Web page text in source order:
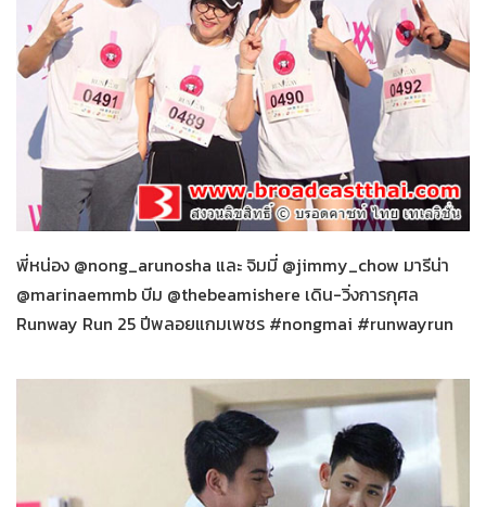
31-01-2559 น้องใหม่ร้ายบริสุทธิ์
พี่หน่อง @nong_arunosha และ จิมมี่ @jimmy_chow มารีน่า
@marinaemmb บีม @thebeamishere เดิน-วิ่งการกุศล
Runway Run 25 ปีพลอยแกมเพชร #nongmai #runwayrun